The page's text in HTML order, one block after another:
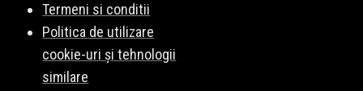
Termeni si conditii
Politica de utilizare
cookie-uri și tehnologii
similare